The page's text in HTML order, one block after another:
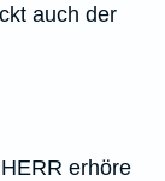
auch der
erhöre